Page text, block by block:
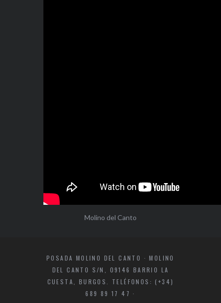
Molino del Canto
POSADA MOLINO DEL CANTO · MOLINO
DEL CANTO S/N, 09146 BARRIO LA
CUESTA, BURGOS. TELÉFONOS: (+34)
689 89 17 47 ·